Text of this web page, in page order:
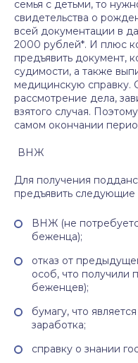
семья с детьми, то
свидетельства о
всей документации в
2000 рублей*. И плюс
предъявить документ,
судимости, а также
медицинскую справку.
рассмотрение дела,
взятого случая.
самом окончании
ВНЖ
Для получения
предъявить следующие
ВНЖ (не
беженца);
отказ от
особ, что получили
беженцев);
бумагу, что
заработка;
справку о знании